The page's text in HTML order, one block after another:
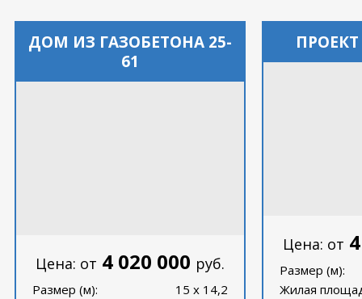
ДОМ ИЗ ГАЗОБЕТОНА 25-
61
Цена: от 4 020 000 руб.
Размер (м):
15 x 14,2
Цена: от
Размер (м):
Жилая